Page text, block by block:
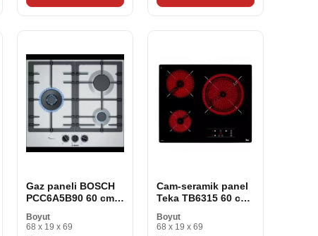
Gaz paneli BOSCH
PCC6A5B90 60 cm
Boyut
68 x 19 x 69
Cam-seramik panel
Teka TB6315 60 cm
Boyut
68 x 19 x 69